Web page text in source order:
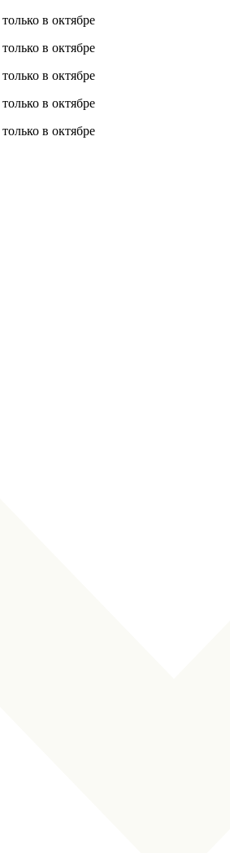
только в октябре
только в октябре
только в октябре
только в октябре
только в октябре